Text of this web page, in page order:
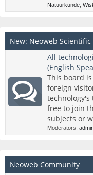
Natuurkunde
New: Neoweb Scientific
All
(English
This board
foreign
technology's
free to join
subjects or
Moderators:
Neoweb Community